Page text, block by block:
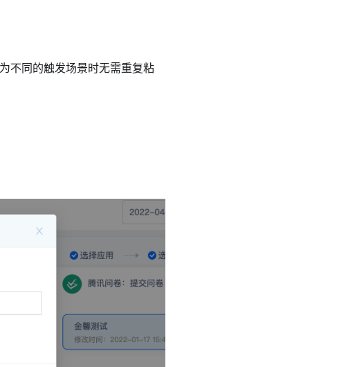
不同的触发场景时无需重复粘